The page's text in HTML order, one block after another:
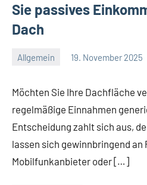
Sie passives
Dach
Allgemein 19. November 2025
Redaktion
Keine
Möchten Sie Ihre Dachfläche
regelmäßige Einnahmen
Entscheidung zahlt sich aus,
lassen sich gewinnbringend
Mobilfunkanbieter oder […]